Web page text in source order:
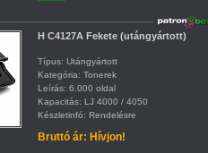
H C4127A Fekete (utángyártott)
Típus: Utángyártott
Kategória: Tonerek
Leírás: 6.000 oldal
Kapacitás: LJ 4000 / 4050
Készletinfó: Rendelésre
Bruttó ár: Hívjon!